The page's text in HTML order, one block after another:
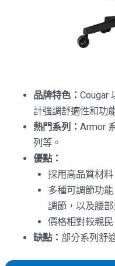
品牌特色：Cougar
計強調舒適性和功
熱門系列：Armor
列等。
優點：
採用高品質材
多種可調節功
調節，以及腰
價格相對較親民
缺點：部分系列舒